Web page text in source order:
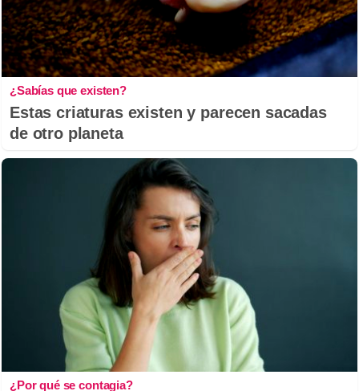
¿Sabías que existen?
Estas criaturas existen y parecen sacadas
de otro planeta
¿Por qué se contagia?